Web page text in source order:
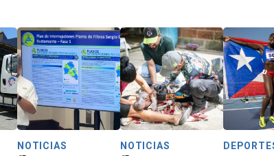
NOTICIAS NOTICIAS